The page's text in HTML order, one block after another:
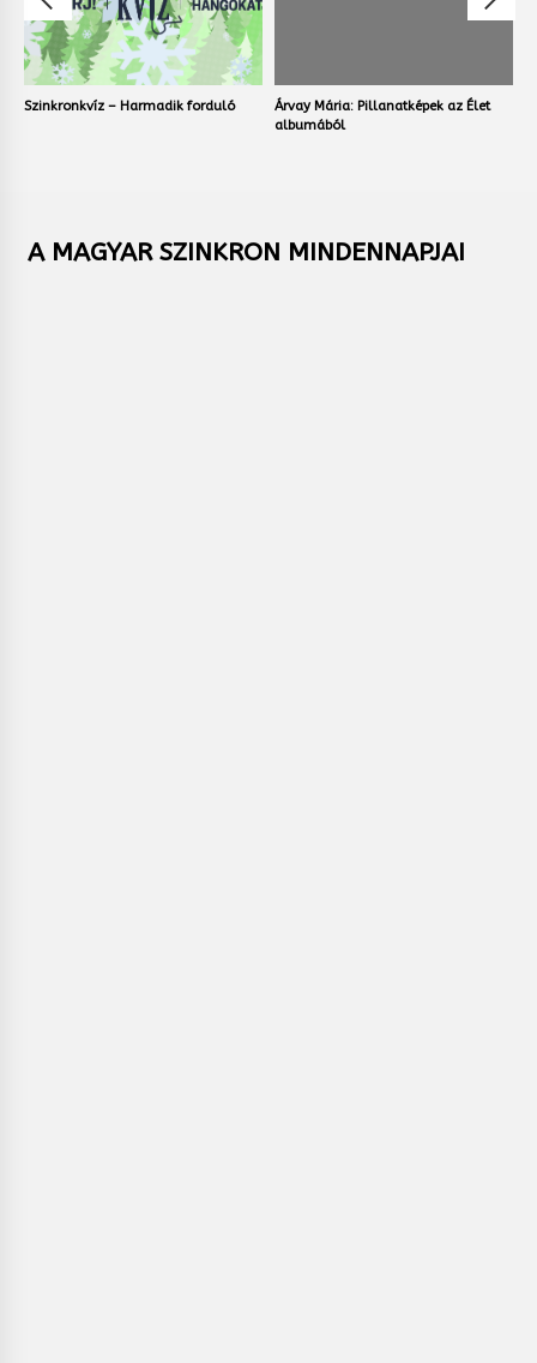
Szinkronkvíz – Harmadik forduló
Árvay Mária: Pillanatképek az Élet
albumából
A MAGYAR SZINKRON MINDENNAPJAI